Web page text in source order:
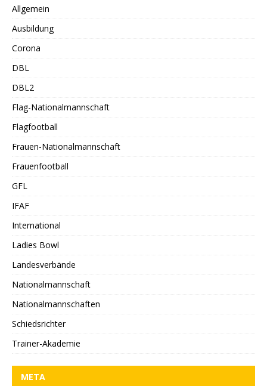
Allgemein
Ausbildung
Corona
DBL
DBL2
Flag-Nationalmannschaft
Flagfootball
Frauen-Nationalmannschaft
Frauenfootball
GFL
IFAF
International
Ladies Bowl
Landesverbände
Nationalmannschaft
Nationalmannschaften
Schiedsrichter
Trainer-Akademie
META